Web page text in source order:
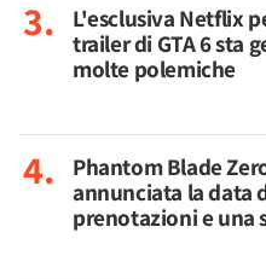
L'esclusiva Netflix
trailer di GTA 6 sta
molte polemiche
Phantom Blade
annunciata la data
prenotazioni e una